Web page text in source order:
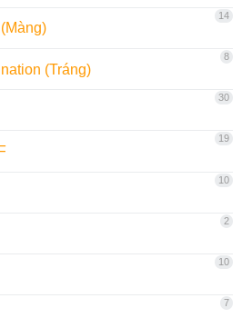
14
(Tráng)
8
30
19
10
2
10
7